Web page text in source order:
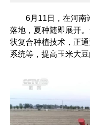
6月11日，在河南许
落地，夏种随即展开
状复合种植技术，正
系统等，提高玉米大豆